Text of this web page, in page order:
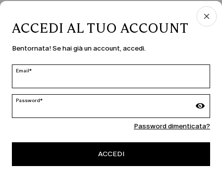
PAESE E LINGUA
modifica
MARINA RINALDI
PERSONA
ACCEDI AL TUO ACCOUNT
Bentornata! Se hai già un account, accedi.
Email*
Password*
Password dimenticata?
ACCEDI